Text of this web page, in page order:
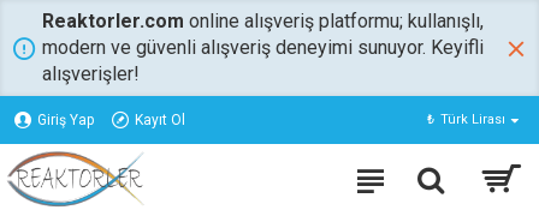
Reaktorler.com online alışveriş platformu; kullanışlı,
modern ve güvenli alışveriş deneyimi sunuyor. Keyifli
alışverişler!
Giriş Yap Kayıt Ol ₺ Türk Lirası